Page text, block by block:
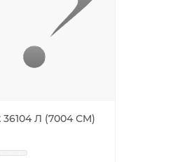
Л (7004 СM)